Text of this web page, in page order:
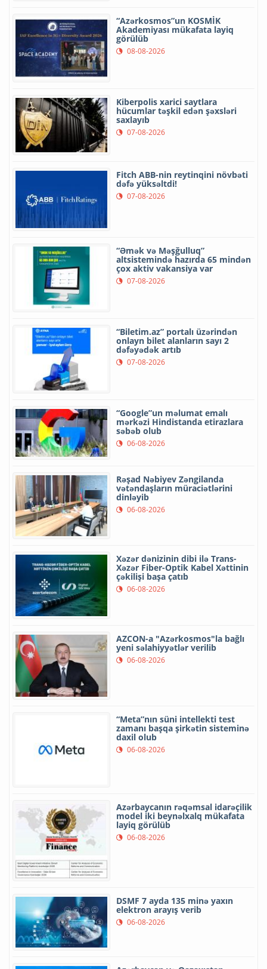
“Azərkosmos”un KOSMİK
Akademiyası mükafata layiq
görülüb
08-08-2026
Kiberpolis xarici saytlara
hücumlar təşkil edən şəxsləri
saxlayıb
07-08-2026
Fitch ABB-nin reytinqini növbəti
dəfə yüksəltdi!
07-08-2026
“Əmək və Məşğulluq”
altsistemində hazırda 65 mindən
çox aktiv vakansiya var
07-08-2026
“Biletim.az” portalı üzərindən
onlayn bilet alanların sayı 2
dəfəyədək artıb
07-08-2026
“Google”un məlumat emalı
mərkəzi Hindistanda etirazlara
səbəb olub
06-08-2026
Rəşad Nəbiyev Zəngilanda
vətəndaşların müraciətlərini
dinləyib
06-08-2026
Xəzər dənizinin dibi ilə Trans-
Xəzər Fiber-Optik Kabel Xəttinin
çəkilişi başa çatıb
06-08-2026
AZCON-a "Azərkosmos"la bağlı
yeni səlahiyyətlər verilib
06-08-2026
“Meta”nın süni intellekti test
zamanı başqa şirkətin sisteminə
daxil olub
06-08-2026
Azərbaycanın rəqəmsal idarəçilik
model iki beynəlxalq mükafata
layiq görülüb
06-08-2026
DSMF 7 ayda 135 minə yaxın
elektron arayış verib
06-08-2026